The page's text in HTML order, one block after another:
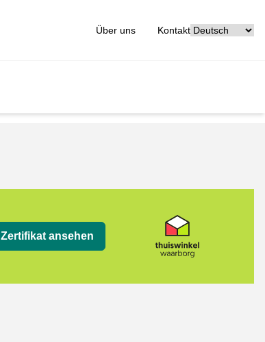
Über uns Kontakt
Zertifikat ansehen